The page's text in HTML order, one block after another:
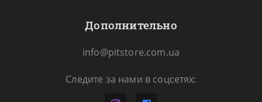
Дополнительно
info@pitstore.com.ua
Следите за нами в соцсетях: